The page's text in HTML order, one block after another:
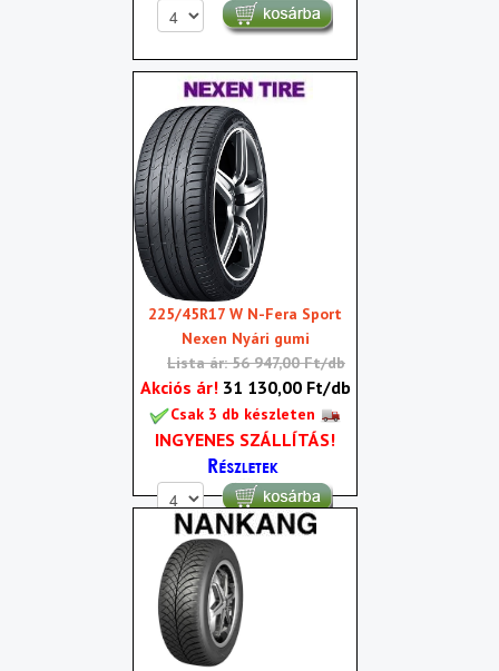
225/45R17 W N-Fera Sport
Nexen Nyári gumi
Lista ár: 56 947,00 Ft/db
Akciós ár! 31 130,00 Ft/db
Csak 3 db készleten
INGYENES SZÁLLÍTÁS!